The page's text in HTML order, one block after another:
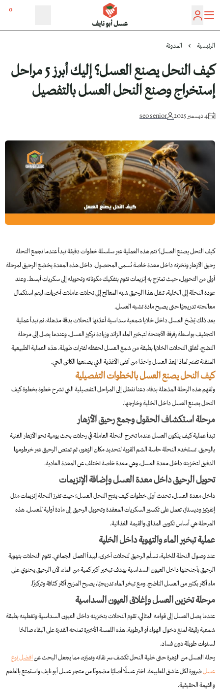
عسل أبو نايف
0
الرئيسية المدونة
كيف النحل يصنع العسل؟ إليك أبرز 5 مراحل
إستخراج وصنع النحل العسل بالتفصيل
4 ديسمبر 2025 seo senior
كيف النحل يصنع العسل؟ تتم هذه العملية عبر سلسلة خطوات دقيقة تبدأ عندما تجمع النحلة
رحيق الأزهار وتخزنه داخل معدة خاصة تُسمى المحصول. داخل هذه المعدة يخضع الرحيق لمرحلة
أولى من التحويل، حيث تمتزج به إنزيمات تقوم بتفكيك مكوناته وتحويله إلى سكريات أبسط. وعند
عودة النحلة إلى الخلية، تنقل هذا الرحيق شبه المعالج إلى نحلات عاملات أخريات، ليتم استكمال
معالجته تدريجيًا حتى يصبح مادة تشبه العسل.
بعد ذلك يُضَخ العسل داخل خلايا شمعية سداسية أعدّتها النحلات بدقة مذهلة، ثم تبدأ عملية
التجفيف بواسطة رفرفة الأجنحة لتبخير الماء الزائد وزيادة تركيز العسل. وعندما يصل إلى مرحلة
النضج، تُغلق النحلات الخلايا بطبقة من شمع العسل لحفظه لفترات طويلة. هذه العملية الطبيعية
المتقنة تفسّر لماذا يُعدّ العسل واحدًا من أنقى الأغذية التي يصنعها الكائن الحي.
كيف النحل يصنع العسل بالخطوات التفصيلية
ولفهم هذه الرحلة المذهلة بدقة، دعنا ننتقل إلى المراحل التفصيلية التي تشرح خطوة بخطوة كيف
النحل يصنع العسل داخل الخلية وخارجها.
مرحلة استكشاف الحقول وجمع رحيق الأزهار
تبدأ عملية كيف يتكون العسل عندما تخرج النحلة العاملة في رحلات بحث يومية نحو الأزهار الغنية
بالرحيق. تستخدم النحلة حاسة الشم القوية لتحديد مكان الزهور، ثم تمتص الرحيق عبر خرطومها
الدقيق لتخزينه داخل معدة العسل، وهي معدة خاصة تختلف عن المعدة العادية.
تحويل الرحيق داخل معدة العسل وإضافة الإنزيمات
داخل معدة العسل، تحدث أولى خطوات كيف ينتج النحل العسل؛ حيث تفرز النحلة إنزيمات مثل
إنفرتيز وديستاز، تعمل على تكسير السكريات المعقدة وتحويل الرحيق إلى مادة أولية للعسل. هذه
المرحلة هي أساس تكوين المذاق والقيمة الغذائية.
عملية تبخير الماء والتهوية داخل الخلية
عند وصول النحلة للخلية، تسلّم الرحيق لنحلات أخرى، ليبدأ العمل الجماعي. تقوم النحلات بتهوية
الرحيق بأجنحتها داخل العيون السداسية بهدف تبخير أكبر كمية من الماء، لأن الرحيق يحتوي على
ماء أكثر بكثير من العسل الناضج. ومع تبخر الماء تدريجيًا، يصبح المزيج أكثر كثافة وتركيزًا.
مرحلة تخزين العسل وإغلاق العيون السداسية
عندما يصل العسل إلى قوامه المثالي، تقوم النحلات بتخزينه داخل العيون السداسية وتغطيته بطبقة
شمعية رقيقة لمنع دخول الهواء أو الرطوبة. هذه اللمسة الأخيرة تمنحه القدرة على البقاء صالحًا
لسنوات طويلة دون فساد.
رحلة العسل من الزهرة حتى خلية النحل تكشف سر نقائه وتميّزه، مما يجعل البحث عنافضل نوع
عسلضرورة لكل عاشق للطبيعة. اختر عسلًا أصليًا مضمونًا من متجر عسل أبو نايف واستمتع بالطعم
والقيمة الحقيقية.